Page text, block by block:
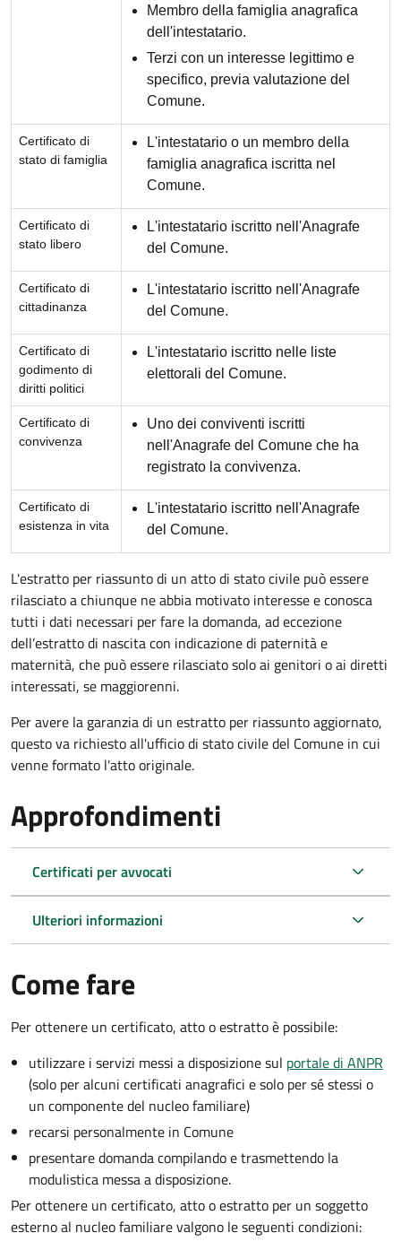
Membro della famiglia anagrafica
dell'intestatario.
Terzi con un interesse legittimo e
specifico, previa valutazione del
Comune.
Certificato di
stato di famiglia
L'intestatario o un membro della
famiglia anagrafica iscritta nel
Comune.
Certificato di
stato libero
L'intestatario iscritto nell'Anagrafe
del Comune.
Certificato di
cittadinanza
L'intestatario iscritto nell'Anagrafe
del Comune.
Certificato di
godimento di
diritti politici
L'intestatario iscritto nelle liste
elettorali del Comune.
Certificato di
convivenza
Uno dei conviventi iscritti
nell'Anagrafe del Comune che ha
registrato la convivenza.
Certificato di
esistenza in vita
L'intestatario iscritto nell'Anagrafe
del Comune.
L'estratto per riassunto di un atto di stato civile può essere
rilasciato a chiunque ne abbia motivato interesse e conosca
tutti i dati necessari per fare la domanda, ad eccezione
dell’estratto di nascita con indicazione di paternità e
maternità, che può essere rilasciato solo ai genitori o ai diretti
interessati, se maggiorenni.
Per avere la garanzia di un estratto per riassunto aggiornato,
questo va richiesto all'ufficio di stato civile del Comune in cui
venne formato l'atto originale.
Approfondimenti
Certificati per avvocati
Ulteriori informazioni
Come fare
Per ottenere un certificato, atto o estratto è possibile:
utilizzare i servizi messi a disposizione sul portale di ANPR
(solo per alcuni certificati anagrafici e solo per sé stessi o
un componente del nucleo familiare)
recarsi personalmente in Comune
presentare domanda compilando e trasmettendo la
modulistica messa a disposizione.
Per ottenere un certificato, atto o estratto per un soggetto
esterno al nucleo familiare valgono le seguenti condizioni: